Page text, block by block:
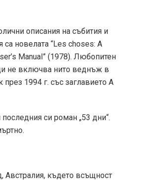
описания на събития и
новелата “Les choses: A
Manual” (1978). Любопитен
не включва нито веднъж в
1994 г. със заглавието A
си роман „53 дни“.
Австралия, където всъщност